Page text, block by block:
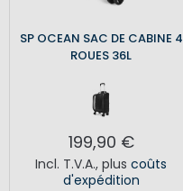
SP OCEAN SAC DE CABINE 4
ROUES 36L
199,90 €
Incl. T.V.A., plus coûts
d'expédition